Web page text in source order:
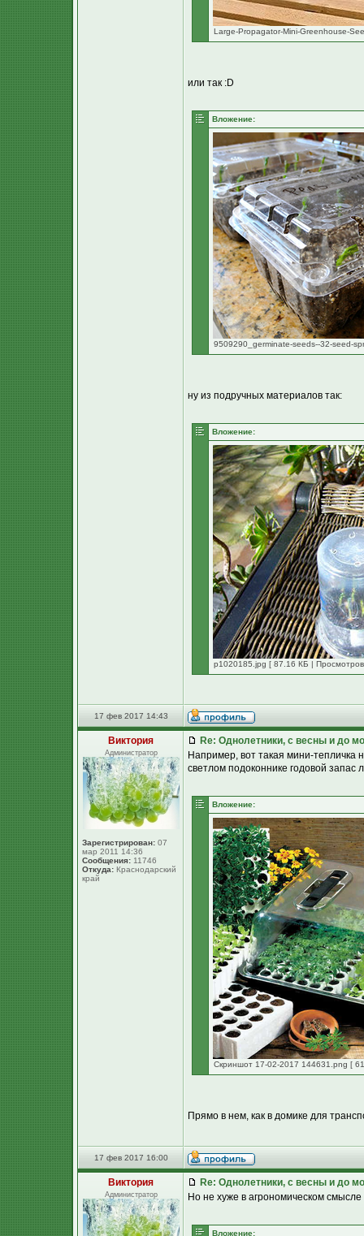
Large-Propagator-Mini-Greenhouse-
или так :D
Вложение:
9509290_germinate-seeds--32-seed-
ну из подручных материалов так:
Вложение:
p1020185.jpg [ 87.16 КБ |
17 фев 2017 14:43
Виктория
Администратор
Зарегистрирован: 07
мар 2011 14:36
Сообщения: 11746
Откуда: Краснодарский
край
Re: Однолетники, с весны и до
Например, вот такая мини-тепличка
светлом подоконнике годовой запас
Вложение:
Скриншот 17-02-2017 144631.png [
Прямо в нем, как в домике для
17 фев 2017 16:00
Виктория
Администратор
Re: Однолетники, с весны и до
Но не хуже в агрономическом
Вложение: